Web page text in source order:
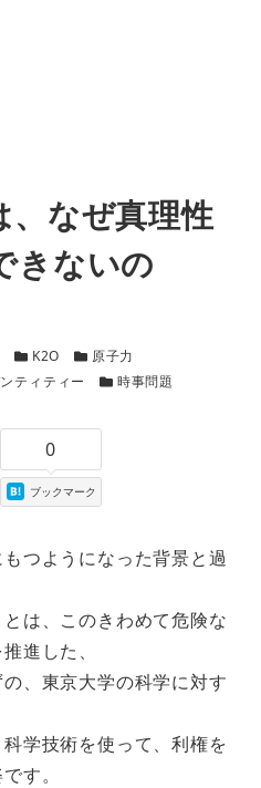
、なぜ真理性
きないの
カテゴリー
K2O カテゴリー
原子力
ティティー カテゴリー
時事問題
0
ブックマーク
つようになった背景と過
は、このきわめて危険な
進した、
、東京大学の科学に対す
学技術を使って、利権を
す。